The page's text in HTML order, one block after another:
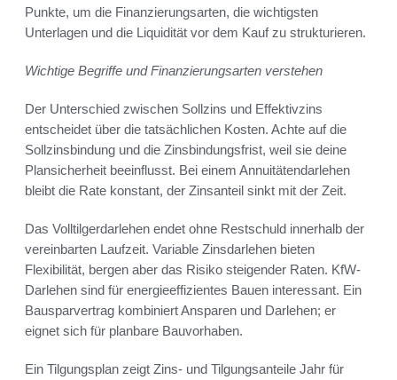
Punkte, um die Finanzierungsarten, die wichtigsten
Unterlagen und die Liquidität vor dem Kauf zu strukturieren.
Wichtige Begriffe und Finanzierungsarten verstehen
Der Unterschied zwischen Sollzins und Effektivzins
entscheidet über die tatsächlichen Kosten. Achte auf die
Sollzinsbindung und die Zinsbindungsfrist, weil sie deine
Plansicherheit beeinflusst. Bei einem Annuitätendarlehen
bleibt die Rate konstant, der Zinsanteil sinkt mit der Zeit.
Das Volltilgerdarlehen endet ohne Restschuld innerhalb der
vereinbarten Laufzeit. Variable Zinsdarlehen bieten
Flexibilität, bergen aber das Risiko steigender Raten. KfW-
Darlehen sind für energieeffizientes Bauen interessant. Ein
Bausparvertrag kombiniert Ansparen und Darlehen; er
eignet sich für planbare Bauvorhaben.
Ein Tilgungsplan zeigt Zins- und Tilgungsanteile Jahr für